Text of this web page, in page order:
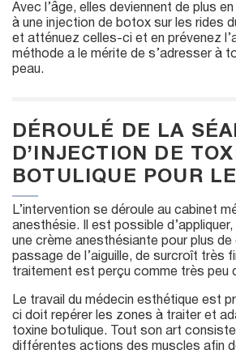
Avec l’âge, elles deviennent de plus
à une injection de botox sur les rides
et atténuez celles-ci et en prévenez
méthode a le mérite de s’adresser à
peau.
DÉROULÉ DE LA
D’INJECTION DE
BOTULIQUE POUR
L’intervention se déroule au cabinet
anesthésie. Il est possible
une crème anesthésiante pour plus
passage de l’aiguille, de surcroît très
traitement est perçu comme très peu
Le travail du médecin esthétique est
ci doit repérer les zones à traiter et
toxine botulique. Tout son art consiste
différentes actions des muscles afin